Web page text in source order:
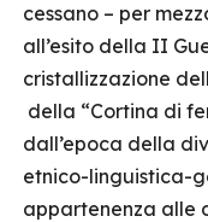
cessano – per
all’esito della II
cristallizzazione
della “Cortina di
dall’epoca della
etnico-linguistica-
appartenenza alle